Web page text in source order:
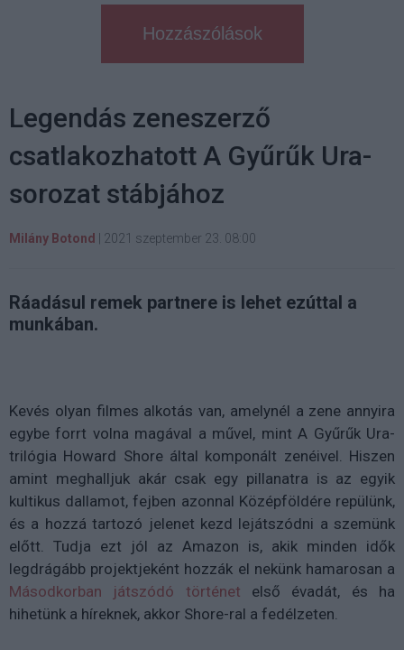
Hozzászólások
Legendás zeneszerző
csatlakozhatott A Gyűrűk Ura-
sorozat stábjához
Milány Botond 2021 szeptember 23. 08:00
Ráadásul remek partnere is lehet ezúttal a
munkában.
Kevés olyan filmes alkotás van, amelynél a zene annyira
egybe forrt volna magával a művel, mint A Gyűrűk Ura-
trilógia Howard Shore által komponált zenéivel. Hiszen
amint meghalljuk akár csak egy pillanatra is az egyik
kultikus dallamot, fejben azonnal Középföldére repülünk,
és a hozzá tartozó jelenet kezd lejátszódni a szemünk
előtt. Tudja ezt jól az Amazon is, akik minden idők
legdrágább projektjeként hozzák el nekünk hamarosan a
Másodkorban játszódó történet első évadát, és ha
hihetünk a híreknek, akkor Shore-ral a fedélzeten.